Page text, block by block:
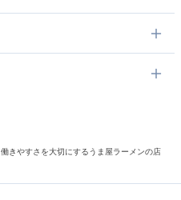
働きやすさを大切にするうま屋ラーメンの店